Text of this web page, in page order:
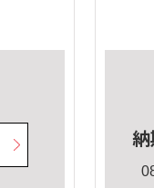
納